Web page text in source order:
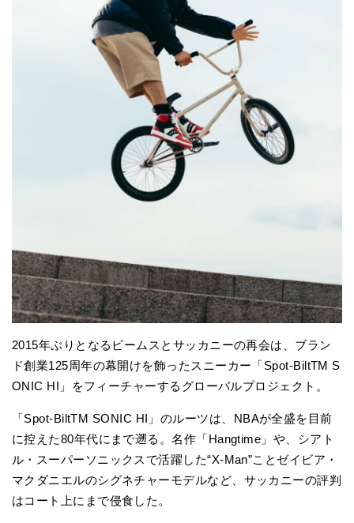
2015年ぶりとなるビームスとサッカニーの再会は、ブラン
ド創業125周年の幕開けを飾ったスニーカー「Spot-BiltTM S
ONIC HI」をフィーチャーするグローバルプロジェクト。
「Spot-BiltTM SONIC HI」のルーツは、NBAが全盛を目前
に控えた80年代にまで遡る。名作「Hangtime」や、シアト
ル・スーパーソニックスで活躍した“X-Man”ことゼイビア・
マクダニエルのシグネチャーモデルなど、サッカニーの評判
はコート上にまで侵食した。